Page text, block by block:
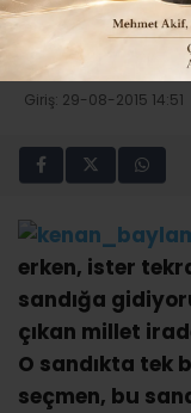
7 HAZİRAN
ÇÖZÜLÜR
Giriş: 29-08-2015 14:51
erken, ister
sandığa
çıkan millet
O sandıkta tek
seçmen, bu